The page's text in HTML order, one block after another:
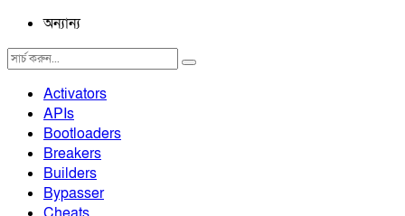
অন্যান্য
Activators
APIs
Bootloaders
Breakers
Builders
Bypasser